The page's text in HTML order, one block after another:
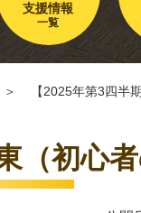
支援情報
一覧
＞ 【2025年第3四半
（初心